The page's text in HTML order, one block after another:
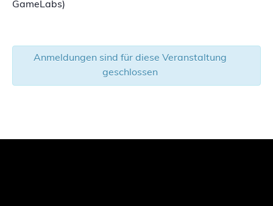
GameLabs)
Anmeldungen sind für diese Veranstaltung
geschlossen